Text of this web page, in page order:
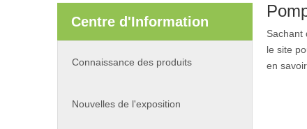
Centre d'Information
Connaissance des produits
Nouvelles de l'exposition
Sachant
le site
en